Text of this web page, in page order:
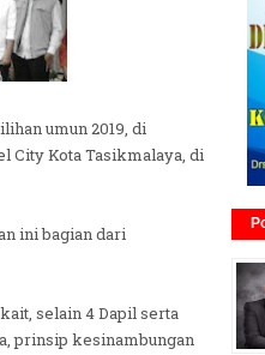
umun 2019, di
City Kota Tasikmalaya, di
ini bagian dari
selain 4 Dapil serta
prinsip kesinambungan